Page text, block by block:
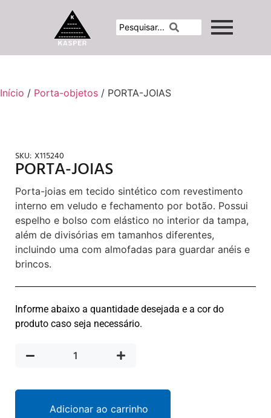
Início / Porta-objetos / PORTA-JOIAS
SKU: X115240
PORTA-JOIAS
Porta-joias em tecido sintético com revestimento
interno em veludo e fechamento por botão. Possui
espelho e bolso com elástico no interior da tampa,
além de divisórias em tamanhos diferentes,
incluindo uma com almofadas para guardar anéis e
brincos.
Informe abaixo a quantidade desejada e a cor do
produto caso seja necessário.
Adicionar ao carrinho